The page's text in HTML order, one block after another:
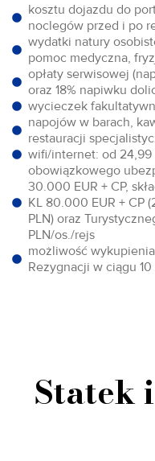
kosztu dojazdu do
noclegów przed i po
wydatki natury
pomoc medyczna,
opłaty serwisowej
oraz 18% napiwku
wycieczek
napojów w barach,
restauracji
wifi/internet: od
obowiązkowego
30.000 EUR + CP,
KL 80.000 EUR + CP
PLN) oraz
PLN/os./rejs
możliwość
Rezygnacji w ciągu
Statek